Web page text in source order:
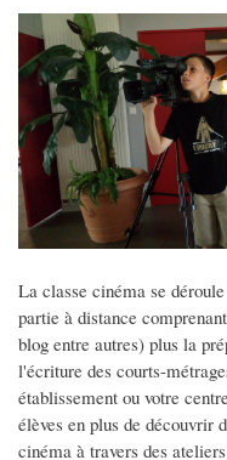
La classe cinéma se
partie à distance
blog entre autres) plus la
l'écriture des courts-
établissement ou votre
élèves en plus de découvrir
cinéma à travers des